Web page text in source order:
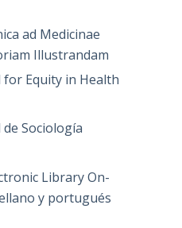
ad Medicinae
Illustrandam
Equity in Health
Sociología
Library On-
y portugués